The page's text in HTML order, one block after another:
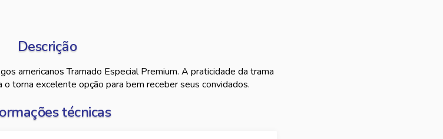
Descrição
americanos Tramado Especial Premium. A praticidade da trama
torna excelente opção para bem receber seus convidados.
técnicas